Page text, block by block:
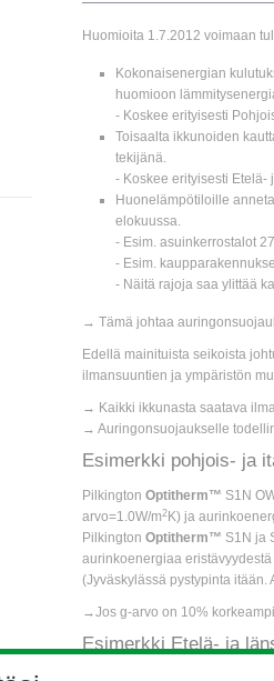
Huomioita 1.7.2012 voimaan
Kokonaisenergian
huomioon
- Koskee erityisesti
Toisaalta ikkunoiden
tekijänä.
- Koskee erityisesti Etelä-
Huonelämpötiloille
elokuussa.
- Esim. asuinkerrostalot
- Esim.
- Näitä rajoja saa ylittää
→ Tämä johtaa
Edellä mainituista seikoista
ilmansuuntien ja ympäristön
→ Kaikki ikkunasta saatava
→ Auringonsuojaukselle
Esimerkki pohjois- ja
Pilkington Optitherm™ S1N
arvo=1.0W/m2K) ja
Pilkington Optitherm™ S1N ja
aurinkoenergiaa
(Jyväskylässä pystypinta itään.
→Jos g-arvo on 10%
Esimerkki Etelä- ja